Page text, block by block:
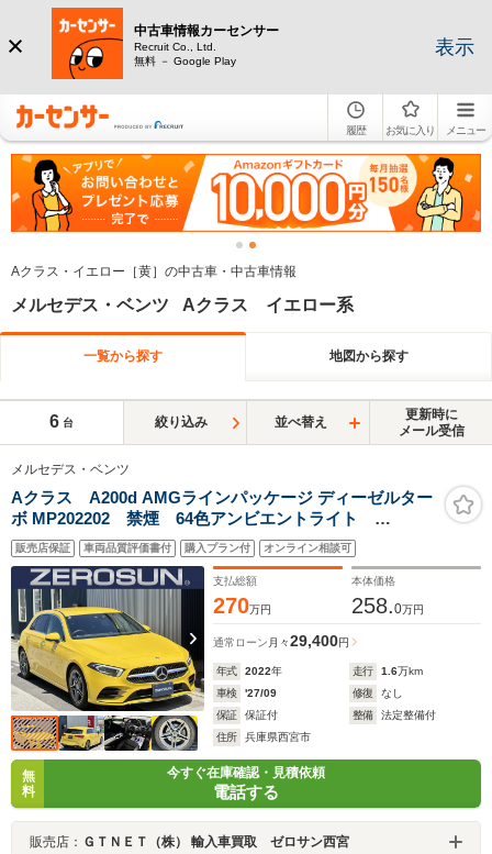
中古車情報カーセンサー
Recruit Co., Ltd.
無料 － Google Play
表示
履歴 お気に入り メニュー
Aクラス・イエロー［黄］の中古車・中古車情報
メルセデス・ベンツ Aクラス イエロー系
一覧から探す 地図から探す
6 台 絞り込み 並べ替え
更新時に
メール受信
メルセデス・ベンツ
Aクラス A200d AMGラインパッケージ ディーゼルター
ボ MP202202 禁煙 64色アンビエントライト
AMG18AW レーダーセーフティPKG ナビゲーシ
ョンPKG ハーフレザーシート メモリー付PWシート
シートヒーター Bモニター 純正前後ドラレコ パドル
シフト ETC
販売店保証 車両品質評価書付 購入プラン付 オンライン相談可
支払総額
270万円
本体価格
258.0万円
通常ローン 月々29,400円
年式 2022年 走行 1.6万km
車検
'27/09 修復
なし
保証
保証付 整備
法定整備付
住所
兵庫県西宮市
無
料
今すぐ在庫確認・見積依頼
電話する
販売店： ＧＴＮＥＴ（株） 輸入車買取 ゼロサン西宮